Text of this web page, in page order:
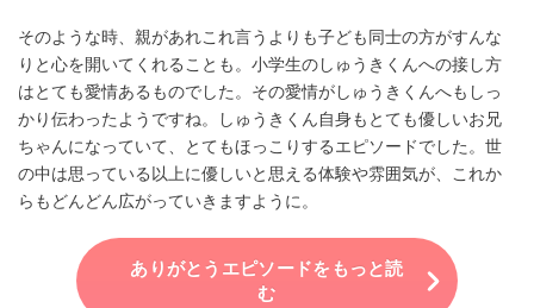
そのような時、親があれこれ言うよりも子ども同士の方がすんな
りと心を開いてくれることも。小学生のしゅうきくんへの接し方
はとても愛情あるものでした。その愛情がしゅうきくんへもしっ
かり伝わったようですね。しゅうきくん自身もとても優しいお兄
ちゃんになっていて、とてもほっこりするエピソードでした。世
の中は思っている以上に優しいと思える体験や雰囲気が、これか
らもどんどん広がっていきますように。
ありがとうエピソードをもっと読
む